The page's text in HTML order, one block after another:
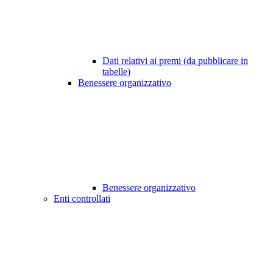
Dati relativi ai premi (da pubblicare in
tabelle)
Benessere organizzativo
Benessere organizzativo
Enti controllati